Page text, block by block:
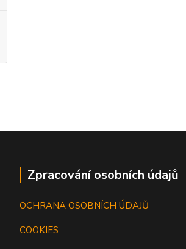
Zpracování osobních údajů
OCHRANA OSOBNÍCH ÚDAJŮ
COOKIES